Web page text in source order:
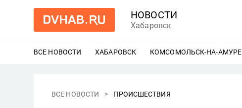
НОВОСТИ
Хабаровск
ВСЕ НОВОСТИ ХАБАРОВСК ЕЩЕ
КОМСОМОЛЬСК-НА-АМУРЕ
ВСЕ НОВОСТИ ПРОИСШЕСТВИЯ